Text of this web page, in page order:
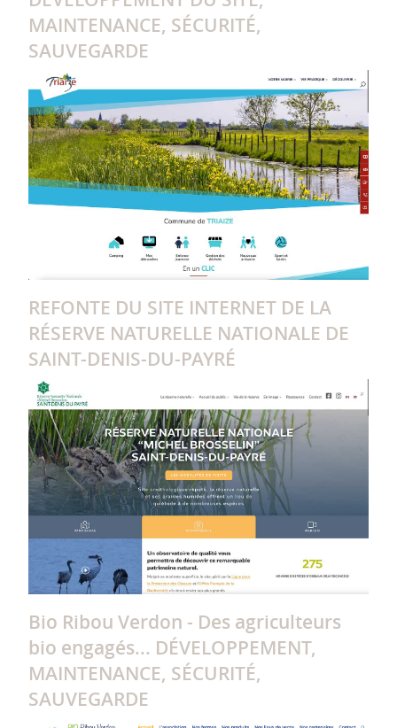
MAINTENANCE, SÉCURITÉ,
SAUVEGARDE
REFONTE DU SITE INTERNET DE LA
RÉSERVE NATURELLE NATIONALE DE
SAINT-DENIS-DU-PAYRÉ
Bio Ribou Verdon - Des agriculteurs
bio engagés... DÉVELOPPEMENT,
MAINTENANCE, SÉCURITÉ,
SAUVEGARDE